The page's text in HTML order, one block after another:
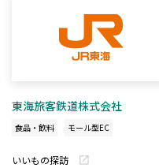
東海旅客鉄道株式会社
食品・飲料 モール型EC
いいもの探訪